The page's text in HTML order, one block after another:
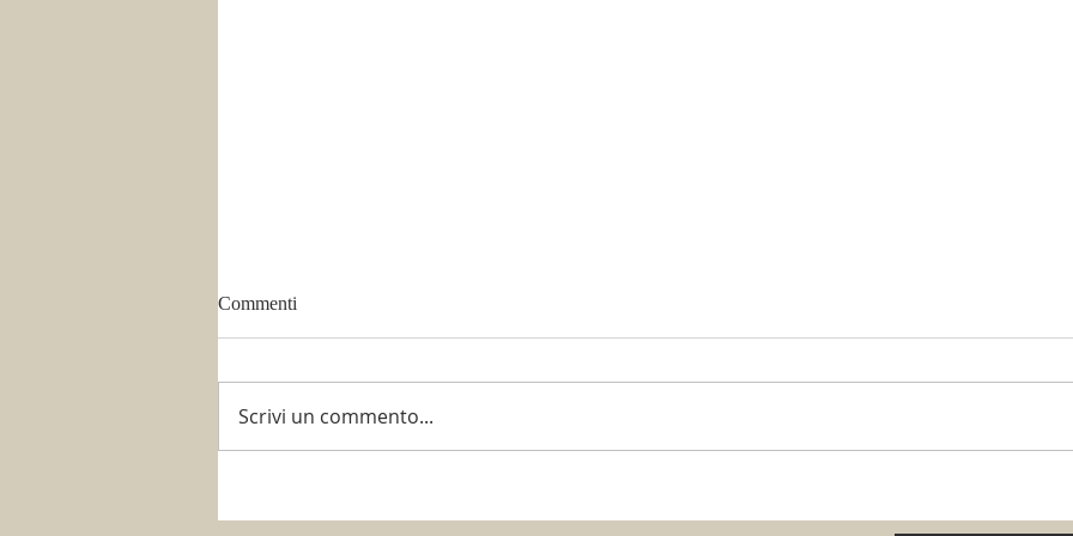
È tempo di potare!
Commenti
Scrivi un commento...